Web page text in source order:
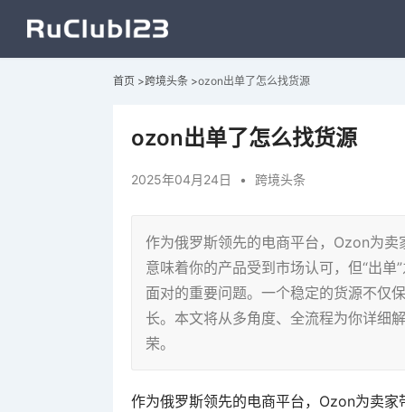
首页 >跨境头条 >ozon出单了怎么找货源
ozon出单了怎么找货源
2025年04月24日 • 跨境头条
作为俄罗斯领先的电商平台，Ozon为
意味着你的产品受到市场认可，但“出
面对的重要问题。一个稳定的货源不仅
长。本文将从多角度、全流程为你详细
荣。
作为俄罗斯领先的电商平台，Ozon为卖